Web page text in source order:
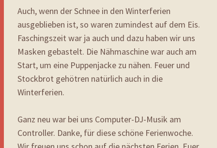
Auch, wenn der Schnee in den Winterferien
ausgeblieben ist, so waren zumindest auf dem Eis.
Faschingszeit war ja auch und dazu haben wir uns
Masken gebastelt. Die Nähmaschine war auch am
Start, um eine Puppenjacke zu nähen. Feuer und
Stockbrot gehötren natürlich auch in die
Winterferien.
Ganz neu war bei uns Computer-DJ-Musik am
Controller. Danke, für diese schöne Ferienwoche.